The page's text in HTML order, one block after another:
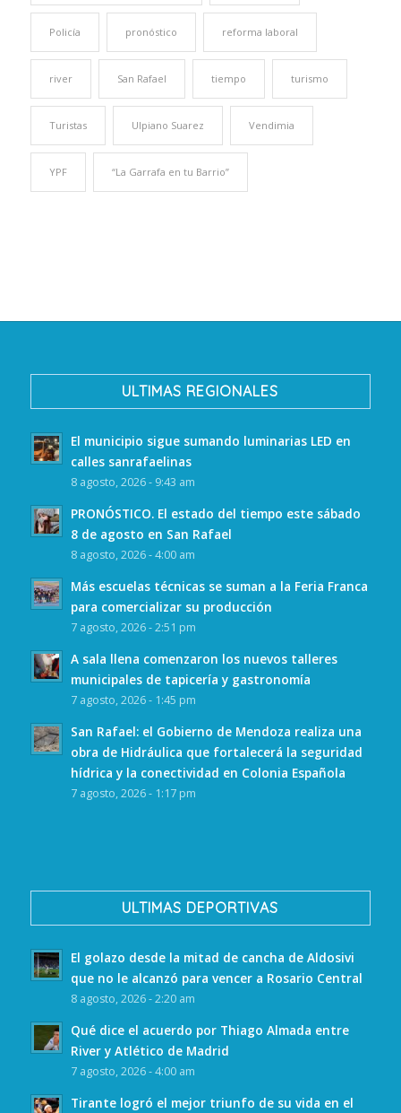
Policía pronóstico reforma laboral
river San Rafael tiempo turismo
Turistas Ulpiano Suarez Vendimia
YPF “La Garrafa en tu Barrio”
ULTIMAS REGIONALES
El municipio sigue sumando luminarias LED en
calles sanrafaelinas
8 agosto, 2026 - 9:43 am
PRONÓSTICO. El estado del tiempo este sábado
8 de agosto en San Rafael
8 agosto, 2026 - 4:00 am
Más escuelas técnicas se suman a la Feria Franca
para comercializar su producción
7 agosto, 2026 - 2:51 pm
A sala llena comenzaron los nuevos talleres
municipales de tapicería y gastronomía
7 agosto, 2026 - 1:45 pm
San Rafael: el Gobierno de Mendoza realiza una
obra de Hidráulica que fortalecerá la seguridad
hídrica y la conectividad en Colonia Española
7 agosto, 2026 - 1:17 pm
ULTIMAS DEPORTIVAS
El golazo desde la mitad de cancha de Aldosivi
que no le alcanzó para vencer a Rosario Central
8 agosto, 2026 - 2:20 am
Qué dice el acuerdo por Thiago Almada entre
River y Atlético de Madrid
7 agosto, 2026 - 4:00 am
Tirante logró el mejor triunfo de su vida en el